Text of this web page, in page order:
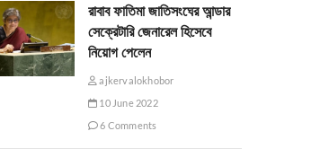
রাবাব ফাতিমা জাতিসংঘের আন্ডার
সেক্রেটারি জেনারেল হিসেবে
নিয়োগ পেলেন
ajkervalokhobor
10 June 2022
6 Comments